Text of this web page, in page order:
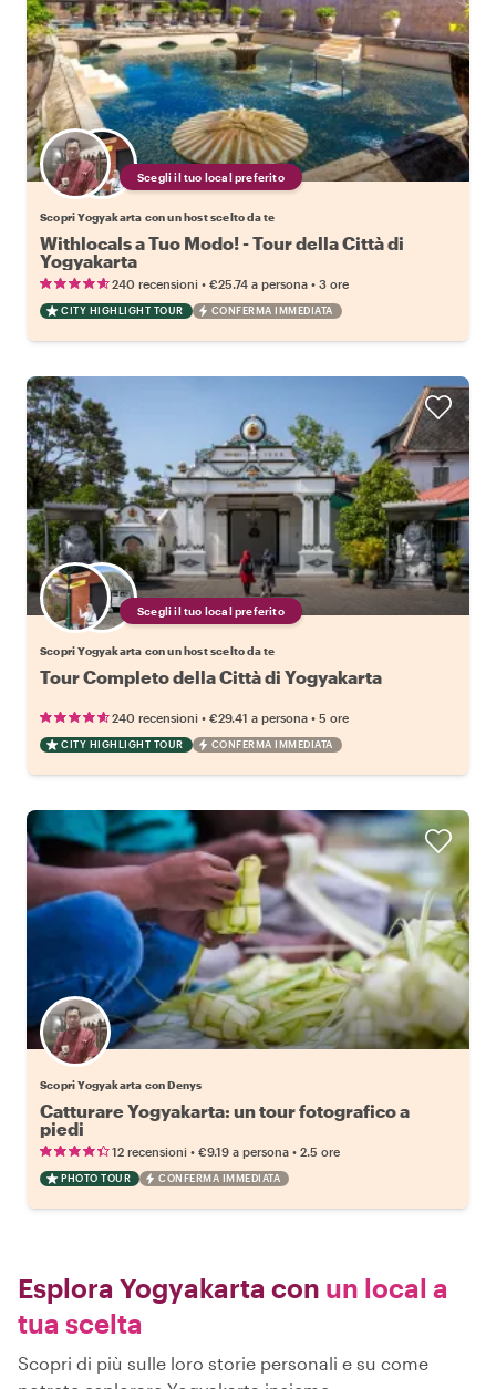
Scegli il tuo local preferito
Scopri Yogyakarta con un host scelto da te
Withlocals a Tuo Modo! - Tour della Città di
Yogyakarta
240 recensioni • €25.74 a persona • 3 ore
CITY HIGHLIGHT TOUR CONFERMA IMMEDIATA
Scegli il tuo local preferito
Scopri Yogyakarta con un host scelto da te
Tour Completo della Città di Yogyakarta
240 recensioni • €29.41 a persona • 5 ore
CITY HIGHLIGHT TOUR CONFERMA IMMEDIATA
Scopri Yogyakarta con Denys
Catturare Yogyakarta: un tour fotografico a
piedi
12 recensioni • €9.19 a persona • 2.5 ore
PHOTO TOUR CONFERMA IMMEDIATA
Esplora Yogyakarta con un local a
tua scelta
Scopri di più sulle loro storie personali e su come